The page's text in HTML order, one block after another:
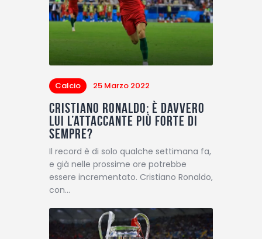
Calcio 25 Marzo 2022
Cristiano Ronaldo: è davvero
lui l’attaccante più forte di
sempre?
Il record è di solo qualche settimana fa,
e già nelle prossime ore potrebbe
essere incrementato. Cristiano Ronaldo,
con…